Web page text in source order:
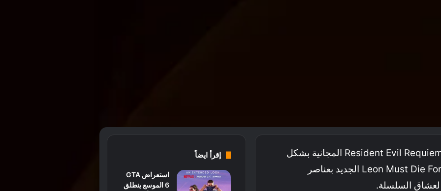
أطلقت Capcom توسعة Resident Evil Requiem المجانية بشكل
مفاجئ، مقدمة طور Leon Must Die Forever الجديد بعناصر
إقرأ ايضاً
استعراض GTA
6 الموسع ينطلق